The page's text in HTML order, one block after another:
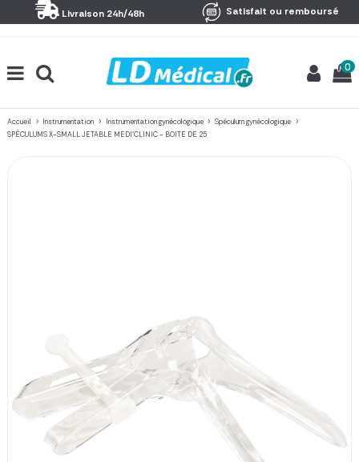
Livraison 24h/48h Satisfait ou remboursé
0
Accueil Instrumentation Instrumentation gynécologique
Spéculum gynécologique
SPÉCULUMS X-SMALL JETABLE MEDI'CLINIC - BOITE DE 25
Panneau de gestion des cookies